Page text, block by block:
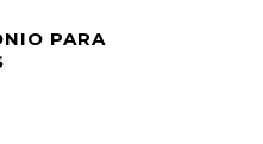
PARA